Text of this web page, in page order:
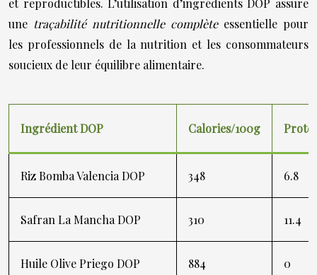
et reproductibles. L’utilisation d’ingrédients DOP assure
une traçabilité nutritionnelle complèteessentielle pour
les professionnels de la nutrition et les consommateurs
soucieux de leur équilibre alimentaire.
Ingrédient DOP Calories/100g
Riz Bomba Valencia DOP 348 6.8
Safran La Mancha DOP 310 11.4
Huile Olive Priego DOP 884 0